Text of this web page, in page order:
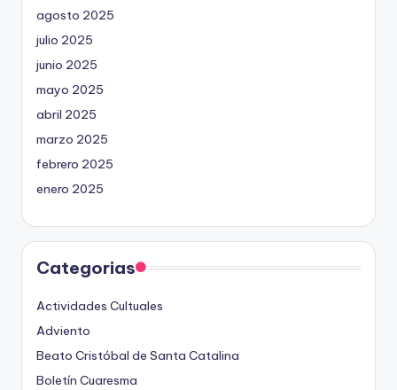
agosto 2025
julio 2025
junio 2025
mayo 2025
abril 2025
marzo 2025
febrero 2025
enero 2025
Categorias
Actividades Cultuales
Adviento
Beato Cristóbal de Santa Catalina
Boletín Cuaresma